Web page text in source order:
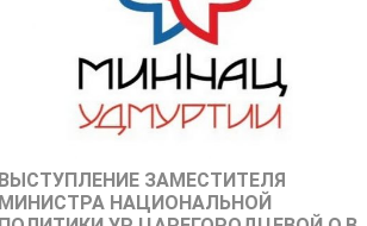
ВЫСТУПЛЕНИЕ ЗАМЕСТИТЕЛЯ
МИНИСТРА НАЦИОНАЛЬНОЙ